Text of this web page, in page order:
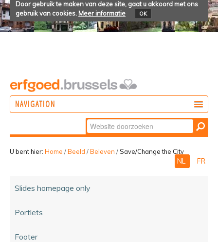
Door gebruik te maken van deze site, gaat u akkoord met ons
gebruik van cookies. Meer informatie OK
NAVIGATION
Zoek
Geavanceerd
zoeken...
U bent hier: Home /Beeld /Beleven /Save/Change the City
NL FR
Slides homepage only
Portlets
Footer